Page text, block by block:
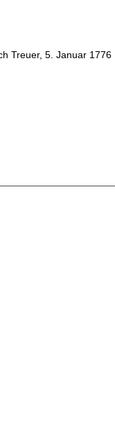
Treuer, 5. Januar 1776